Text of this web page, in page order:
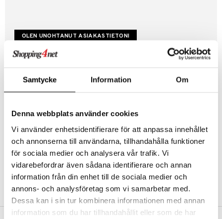
Samtycke Information Om
Denna webbplats använder cookies
Vi använder enhetsidentifierare för att anpassa innehållet
och annonserna till användarna, tillhandahålla funktioner
för sociala medier och analysera vår trafik. Vi
vidarebefordrar även sådana identifierare och annan
information från din enhet till de sociala medier och
annons- och analysföretag som vi samarbetar med.
Dessa kan i sin tur kombinera informationen med annan
information som du har tillhandahållit eller som de har
Luo uusi asiakas
Hyviä tarjouksia
Kestotilaus
Arvostele tuotteita
Toivelistat
LUO ASIAKAS